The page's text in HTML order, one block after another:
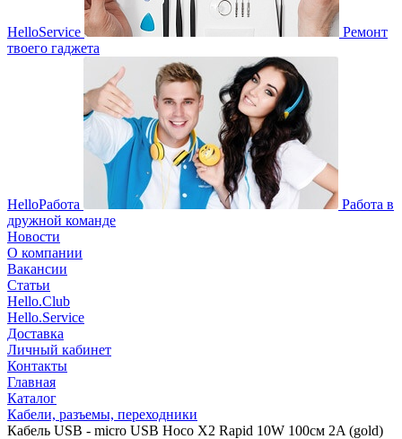
HelloService
Ремонт
твоего гаджета
HelloРабота
Работа в
дружной команде
Новости
О компании
Вакансии
Статьи
Hello.Club
Hello.Service
Доставка
Личный кабинет
Контакты
Главная
Каталог
Кабели, разъемы, переходники
Кабель USB - micro USB Hoco X2 Rapid 10W 100см 2A (gold)